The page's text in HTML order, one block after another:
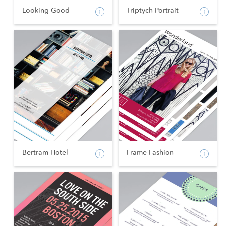
Looking Good Triptych Portrait
Bertram Hotel Frame Fashion